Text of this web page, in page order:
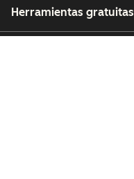
Herramientas gratuitas